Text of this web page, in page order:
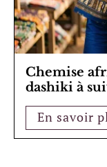
Chemise
dashiki à
En savoir